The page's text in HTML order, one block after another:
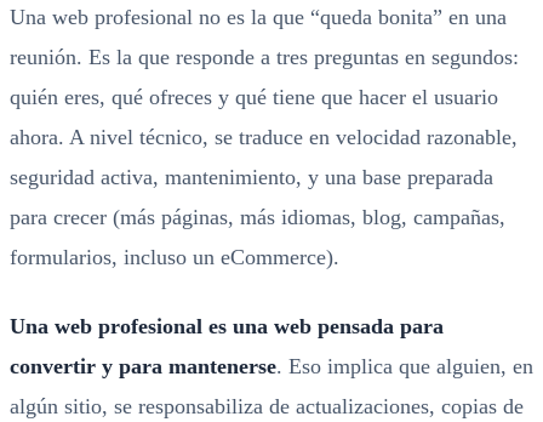
Una web profesional no es la que “queda bonita” en una
reunión. Es la que responde a tres preguntas en segundos:
quién eres, qué ofreces y qué tiene que hacer el usuario
ahora. A nivel técnico, se traduce en velocidad razonable,
seguridad activa, mantenimiento, y una base preparada
para crecer (más páginas, más idiomas, blog, campañas,
formularios, incluso un eCommerce).
Una web profesional es una web pensada para
convertir y para mantenerse. Eso implica que alguien, en
algún sitio, se responsabiliza de actualizaciones, copias de